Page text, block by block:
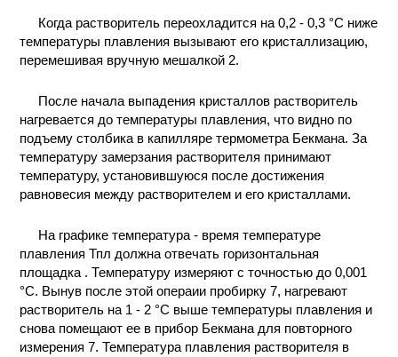
Когда растворитель переохладится на 0,2 - 0,3 °С ниже
температуры плавления вызывают его кристаллизацию,
перемешивая вручную мешалкой 2.
После начала выпадения кристаллов растворитель
нагревается до температуры плавления, что видно по
подъему столбика в капилляре термометра Бекмана. За
температуру замерзания растворителя принимают
температуру, установившуюся после достижения
равновесия между растворителем и его кристаллами.
На графике температура - время температуре
плавления Тпл должна отвечать горизонтальная
площадка . Температуру измеряют с точностью до 0,001
°С. Вынув после этой операии пробирку 7, нагревают
растворитель на 1 - 2 °С выше температуры плавления и
снова помещают ее в прибор Бекмана для повторного
измерения 7. Температура плавления растворителя в